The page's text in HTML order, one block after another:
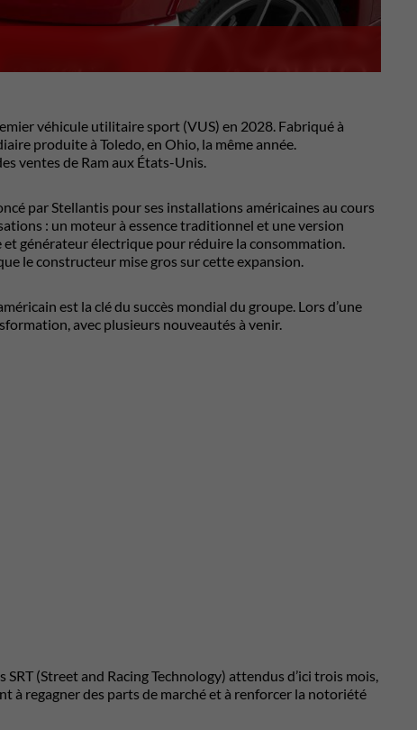
véhicule utilitaire sport (VUS) en 2028. Fabriqué à
produite à Toledo, en Ohio, la même année.
ventes de Ram aux États-Unis.
par Stellantis pour ses installations américaines au cours
: un moteur à essence traditionnel et une version
générateur électrique pour réduire la consommation.
le constructeur mise gros sur cette expansion.
est la clé du succès mondial du groupe. Lors d’une
avec plusieurs nouveautés à venir.
SRT (Street and Racing Technology) attendus d’ici trois mois,
à regagner des parts de marché et à renforcer la notoriété